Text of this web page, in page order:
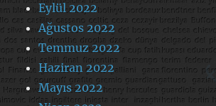
Eylül 2022
Ağustos 2022
Temmuz 2022
Haziran 2022
Mayıs 2022